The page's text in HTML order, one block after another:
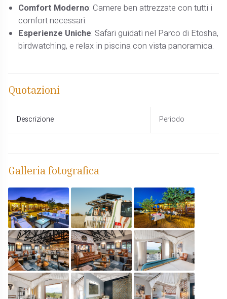
Comfort Moderno: Camere ben attrezzate con tutti i
comfort necessari.
Esperienze Uniche: Safari guidati nel Parco di Etosha,
birdwatching, e relax in piscina con vista panoramica.
Quotazioni
Descrizione Periodo
Galleria fotografica